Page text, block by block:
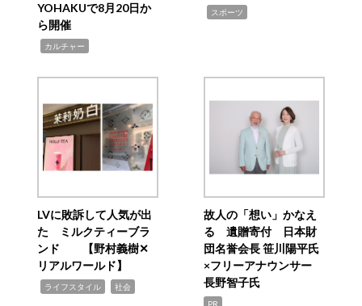
YOHAKUで8月20日か
ら開催
カルチャー
スポーツ
LVに敗訴して人気が出
た ミルクティーブラ
ンド 【野村義樹✕
リアルワールド】
ライフスタイル 社会
故人の「想い」かなえ
る 遺贈寄付 日本財
団名誉会長 笹川陽平氏
×フリーアナウンサー
長野智子氏
PR